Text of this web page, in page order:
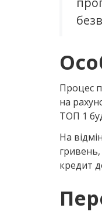
Процес
на
ТОП 1
На
кредит